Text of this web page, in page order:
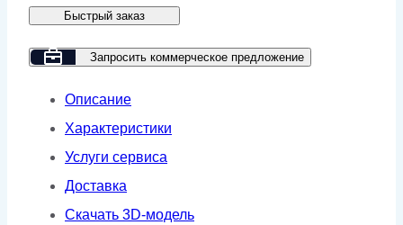
Yuchai
GMP
кожухе
Быстрый заказ
Запросить коммерческое предложение
Описание
Характеристики
Услуги сервиса
Доставка
Скачать 3D-модель